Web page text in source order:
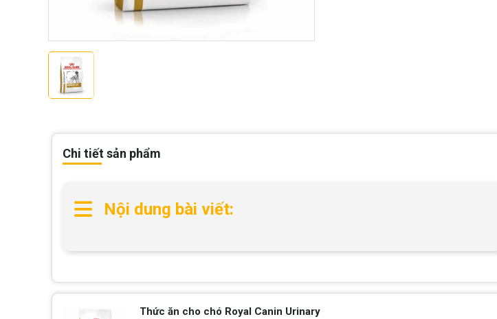
Chi tiết sản phẩm
Nội dung bài viết:
Thức ăn cho chó Royal Canin Urinary